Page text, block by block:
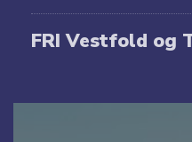
FRI Vestfold og